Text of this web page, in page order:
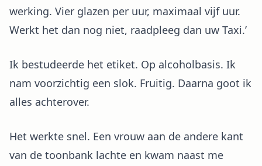
werking. Vier glazen per uur, maximaal vijf uur.
Werkt het dan nog niet, raadpleeg dan uw Taxi.’
Ik bestudeerde het etiket. Op alcoholbasis. Ik
nam voorzichtig een slok. Fruitig. Daarna goot ik
alles achterover.
Het werkte snel. Een vrouw aan de andere kant
van de toonbank lachte en kwam naast me